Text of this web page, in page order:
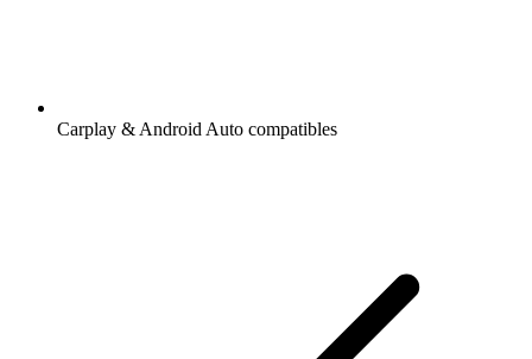
Carplay & Android Auto compatibles